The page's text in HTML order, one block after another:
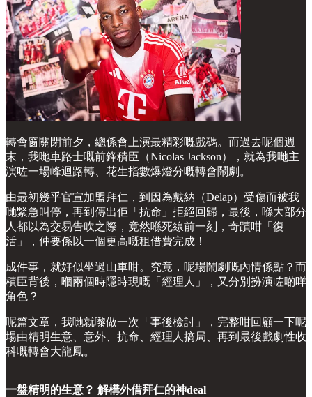
轉會窗關閉前夕，總係會上演最精彩嘅戲碼。而過去呢個週
末，我哋車路士嘅前鋒積臣（Nicolas Jackson），就為我哋主
演咗一場峰迴路轉、花生指數爆燈分嘅轉會鬧劇。
由最初幾乎官宣加盟拜仁，到因為戴納（Delap）受傷而被我
哋緊急叫停，再到傳出佢「抗命」拒絕回歸，最後，喺大部分
人都以為交易告吹之際，竟然喺死線前一刻，奇蹟咁「復
活」，仲要係以一個更高嘅租借費完成！
成件事，就好似坐過山車咁。究竟，呢場鬧劇嘅內情係點？而
積臣背後，嗰兩個時隱時現嘅「經理人」，又分別扮演咗啲咩
角色？
呢篇文章，我哋就嚟做一次「事後檢討」，完整咁回顧一下呢
場由精明生意、意外、抗命、經理人搞局、再到最後戲劇性收
科嘅轉會大龍鳳。
一盤精明的生意？ 解構外借拜仁的神deal